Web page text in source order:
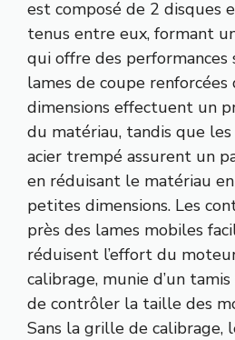
est composé de 2 disques
tenus entre eux, formant
qui offre des performances
lames de coupe renforcées
dimensions effectuent un
du matériau, tandis que
acier trempé assurent un
en réduisant le matériau
petites dimensions. Les
près des lames mobiles
réduisent l’effort du
calibrage, munie d’un
de contrôler la taille des
Sans la grille de calibrage,